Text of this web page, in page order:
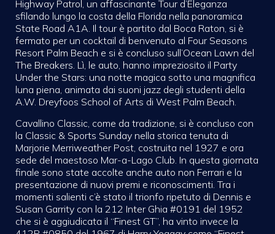
Highway Patrol, un affascinante Tour d’Eleganza
sfilando lungo la costa della Florida nella panoramica
State Road A1A. Il tour è partito dal Boca Raton, si è
fermato per un cocktail di benvenuto al Four Seasons
Resort Palm Beach e si è concluso sull’Ocean Lawn del
The Breakers. Lì, le auto, hanno impreziosito il Party
Under the Stars: una notte magica sotto una magnifica
luna piena, animata dai suoni jazz degli studenti della
A.W. Dreyfoos School of Arts di West Palm Beach.
Cavallino Classic, come da tradizione, si è concluso con
la Classic & Sports Sunday nella storica tenuta di
Marjorie Merriweather Post, costruita nel 1927 e ora
sede del maestoso Mar-a-Lago Club. In questa giornata
finale sono state accolte anche auto non Ferrari e la
presentazione di nuovi premi e riconoscimenti. Tra i
momenti salienti c’è stato il trionfo ripetuto di Dennis e
Susan Garrity con la 212 Inter Ghia #0191 del 1952
che si è aggiudicata il “Finest GT”, ha vinto invece la